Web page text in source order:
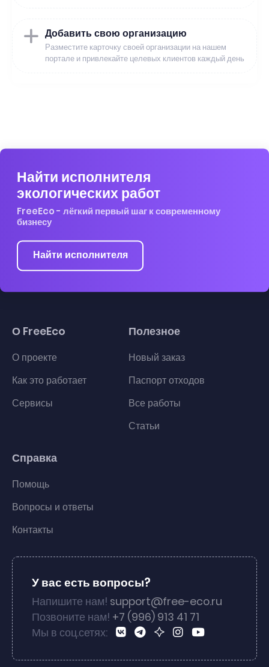
Добавить свою организацию
Разместите карточку своей организации на нашем
портале и привлекайте целевых клиентов каждый день
Найти исполнителя
экологических работ
FreeEco - лёгкий первый шаг к современному
бизнесу
Найти исполнителя
О FreeEco
О проекте
Как это работает
Сервисы
Полезное
Новый заказ
Паспорт отходов
Все работы
Статьи
Справка
Помощь
Вопросы и ответы
Контакты
У вас есть вопросы?
Напишите нам! support@free-eco.ru
Позвоните нам! +7 (996) 913 41 71
Мы в соц.сетях: